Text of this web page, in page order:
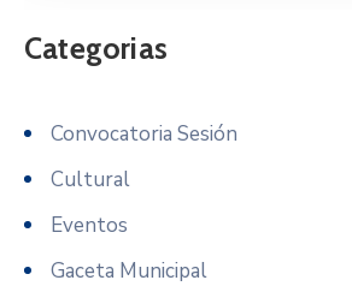
Categorias
Convocatoria Sesión
Cultural
Eventos
Gaceta Municipal